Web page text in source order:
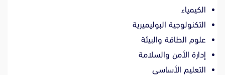
الكيمياء
التكنولوجية البوليميرية
علوم الطاقة والبيئة
إدارة الأمن والسلامة
التعليم الأساسي